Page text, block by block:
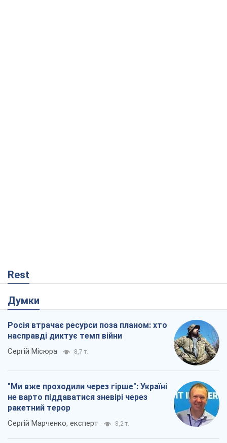
Rest
Думки
Росія втрачає ресурси поза планом: хто
насправді диктує темп війни
Сергій Місюра 8,7 т.
"Ми вже проходили через гірше": Україні
не варто піддаватися зневірі через
ракетний терор
Сергій Марченко, експерт 8,2 т.